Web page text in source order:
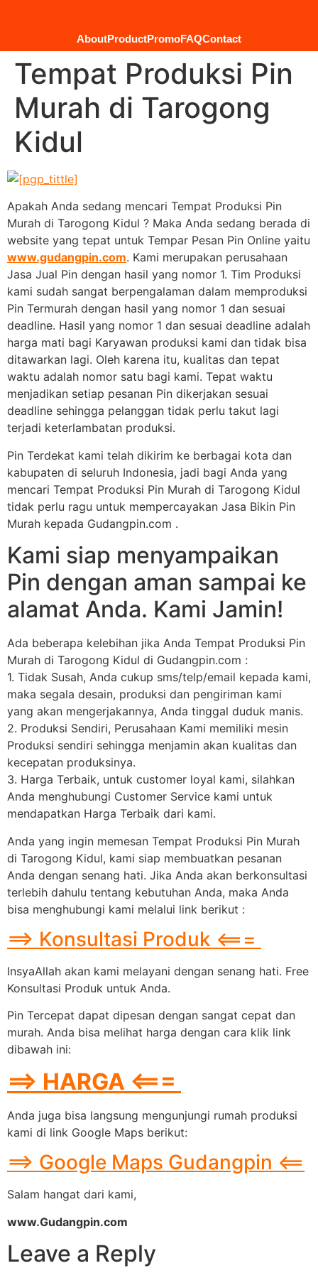
AboutProductPromoFAQContact
Tempat Produksi Pin
Murah di Tarogong
Kidul
Apakah Anda sedang mencari Tempat Produksi Pin
Murah di Tarogong Kidul ? Maka Anda sedang berada di
website yang tepat untuk Tempar Pesan Pin Online yaitu
www.gudangpin.com. Kami merupakan perusahaan
Jasa Jual Pin dengan hasil yang nomor 1. Tim Produksi
kami sudah sangat berpengalaman dalam memproduksi
Pin Termurah dengan hasil yang nomor 1 dan sesuai
deadline. Hasil yang nomor 1 dan sesuai deadline adalah
harga mati bagi Karyawan produksi kami dan tidak bisa
ditawarkan lagi. Oleh karena itu, kualitas dan tepat
waktu adalah nomor satu bagi kami. Tepat waktu
menjadikan setiap pesanan Pin dikerjakan sesuai
deadline sehingga pelanggan tidak perlu takut lagi
terjadi keterlambatan produksi.
Pin Terdekat kami telah dikirim ke berbagai kota dan
kabupaten di seluruh Indonesia, jadi bagi Anda yang
mencari Tempat Produksi Pin Murah di Tarogong Kidul
tidak perlu ragu untuk mempercayakan Jasa Bikin Pin
Murah kepada Gudangpin.com .
Kami siap menyampaikan
Pin dengan aman sampai ke
alamat Anda. Kami Jamin!
Ada beberapa kelebihan jika Anda Tempat Produksi Pin
Murah di Tarogong Kidul di Gudangpin.com :
1. Tidak Susah, Anda cukup sms/telp/email kepada kami,
maka segala desain, produksi dan pengiriman kami
yang akan mengerjakannya, Anda tinggal duduk manis.
2. Produksi Sendiri, Perusahaan Kami memiliki mesin
Produksi sendiri sehingga menjamin akan kualitas dan
kecepatan produksinya.
3. Harga Terbaik, untuk customer loyal kami, silahkan
Anda menghubungi Customer Service kami untuk
mendapatkan Harga Terbaik dari kami.
Anda yang ingin memesan Tempat Produksi Pin Murah
di Tarogong Kidul, kami siap membuatkan pesanan
Anda dengan senang hati. Jika Anda akan berkonsultasi
terlebih dahulu tentang kebutuhan Anda, maka Anda
bisa menghubungi kami melalui link berikut :
==> Konsultasi Produk <===
InsyaAllah akan kami melayani dengan senang hati. Free
Konsultasi Produk untuk Anda.
Pin Tercepat dapat dipesan dengan sangat cepat dan
murah. Anda bisa melihat harga dengan cara klik link
dibawah ini:
==> HARGA <===
Anda juga bisa langsung mengunjungi rumah produksi
kami di link Google Maps berikut:
==> Google Maps Gudangpin <==
Salam hangat dari kami,
www.Gudangpin.com
Leave a Reply